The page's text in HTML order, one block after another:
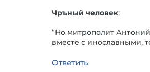
Чръный человек:
“Но митрополит
вместе с инославными,
Ответить